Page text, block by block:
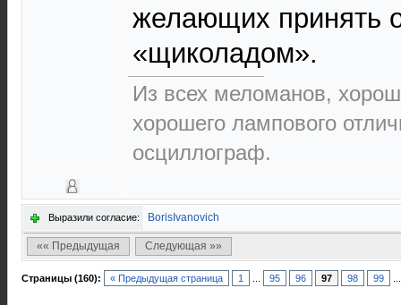
желающих принять
«щиколадом».
Из всех меломанов,
хорошего лампового
осциллограф.
Выразили согласие: BorisIvanovich
«« Предыдущая Следующая »»
Страницы (160): « Предыдущая страница 1 95 96 97 98 99